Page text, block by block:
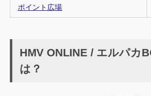
ポイント広場
HMV ONLINE / エルパカ
は？